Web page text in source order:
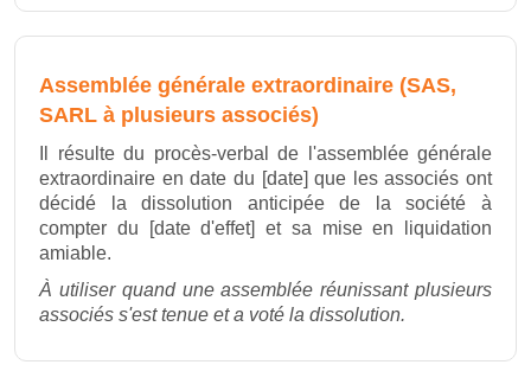
Assemblée générale extraordinaire (SAS,
SARL à plusieurs associés)
Il résulte du procès-verbal de l'assemblée générale
extraordinaire en date du [date] que les associés ont
décidé la dissolution anticipée de la société à
compter du [date d'effet] et sa mise en liquidation
amiable.
À utiliser quand une assemblée réunissant plusieurs
associés s'est tenue et a voté la dissolution.